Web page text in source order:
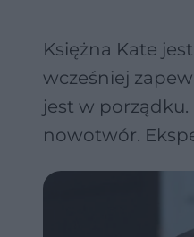
Księżna Kate
wcześniej
jest w porządku.
nowotwór.